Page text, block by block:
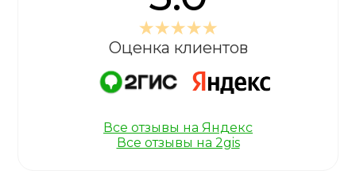
Оценка клиентов
Все отзывы на Яндекс
Все отзывы на 2gis